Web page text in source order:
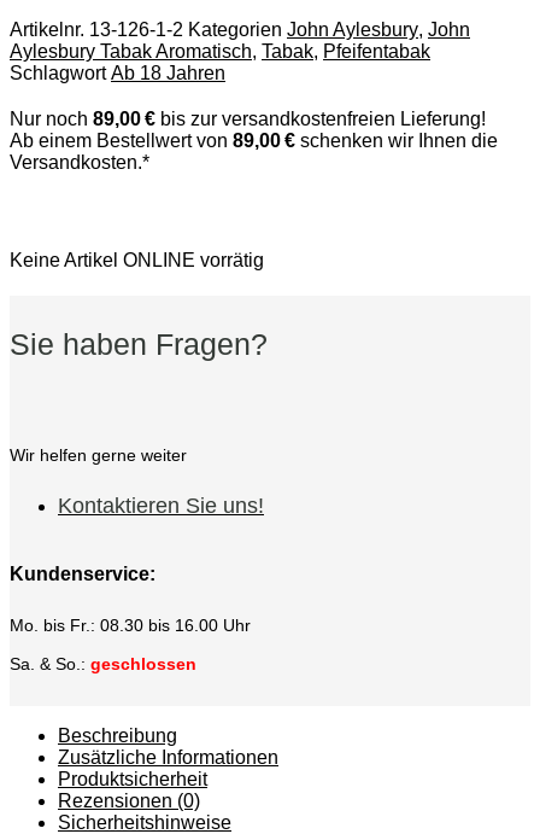
Artikelnr. 13-126-1-2 Kategorien John Aylesbury, John
Aylesbury Tabak Aromatisch, Tabak, Pfeifentabak
Schlagwort Ab 18 Jahren
Nur noch 89,00 € bis zur versandkostenfreien Lieferung!
Ab einem Bestellwert von 89,00 € schenken wir Ihnen die
Versandkosten.*
Keine Artikel ONLINE vorrätig
Sie haben Fragen?
Wir helfen gerne weiter
Kontaktieren Sie uns!
Kundenservice:
Mo. bis Fr.: 08.30 bis 16.00 Uhr
Sa. & So.: geschlossen
Beschreibung
Zusätzliche Informationen
Produktsicherheit
Rezensionen (0)
Sicherheitshinweise